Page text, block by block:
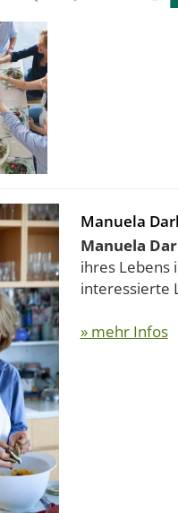
Manuela
Manuela
ihres Lebens
interessierte
» mehr Infos